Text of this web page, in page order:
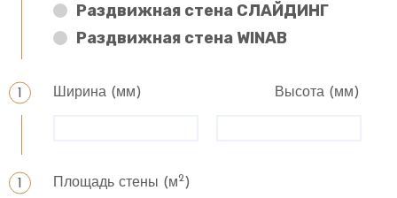
Раздвижная стена СЛАЙДИНГ
Раздвижная стена WINAB
Ширина (мм) Высота (мм)
Площадь стены (м2)